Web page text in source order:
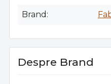
Brand
Despre Brand